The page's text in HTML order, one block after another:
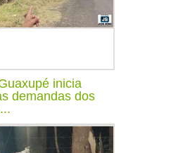
inicia
demandas dos